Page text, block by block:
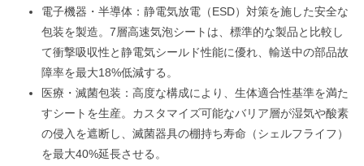
電子機器・半導体：静電気放電（ESD）対策を施した安全な
包装を製造。7層高速気泡シートは、標準的な製品と比較し
て衝撃吸収性と静電気シールド性能に優れ、輸送中の部品故
障率を最大18%低減する。
医療・滅菌包装：高度な構成により、生体適合性基準を満た
すシートを生産。カスタマイズ可能なバリア層が湿気や酸素
の侵入を遮断し、滅菌器具の棚持ち寿命（シェルフライフ）
を最大40%延長させる。